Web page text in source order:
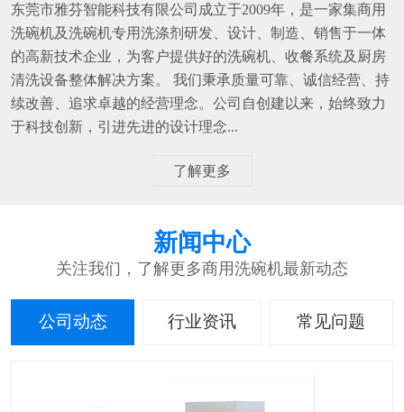
东莞市雅芬智能科技有限公司成立于2009年，是一家集商用
洗碗机及洗碗机专用洗涤剂研发、设计、制造、销售于一体
的高新技术企业，为客户提供好的洗碗机、收餐系统及厨房
清洗设备整体解决方案。 我们秉承质量可靠、诚信经营、持
续改善、追求卓越的经营理念。公司自创建以来，始终致力
于科技创新，引进先进的设计理念...
了解更多
新闻中心
关注我们，了解更多商用洗碗机最新动态
公司动态 行业资讯 常见问题